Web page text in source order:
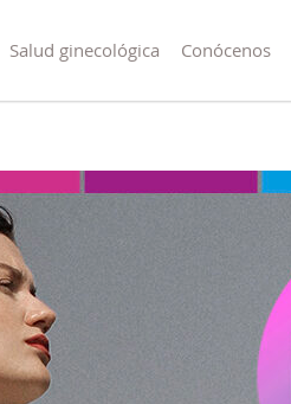
Salud ginecológica Conócenos